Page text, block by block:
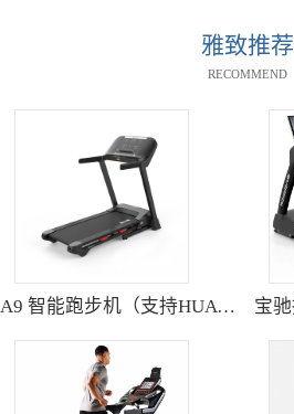
雅致推荐
RECOMMEND
A9 智能跑步机（支持HUAWEI HiLink） SH-T9119P